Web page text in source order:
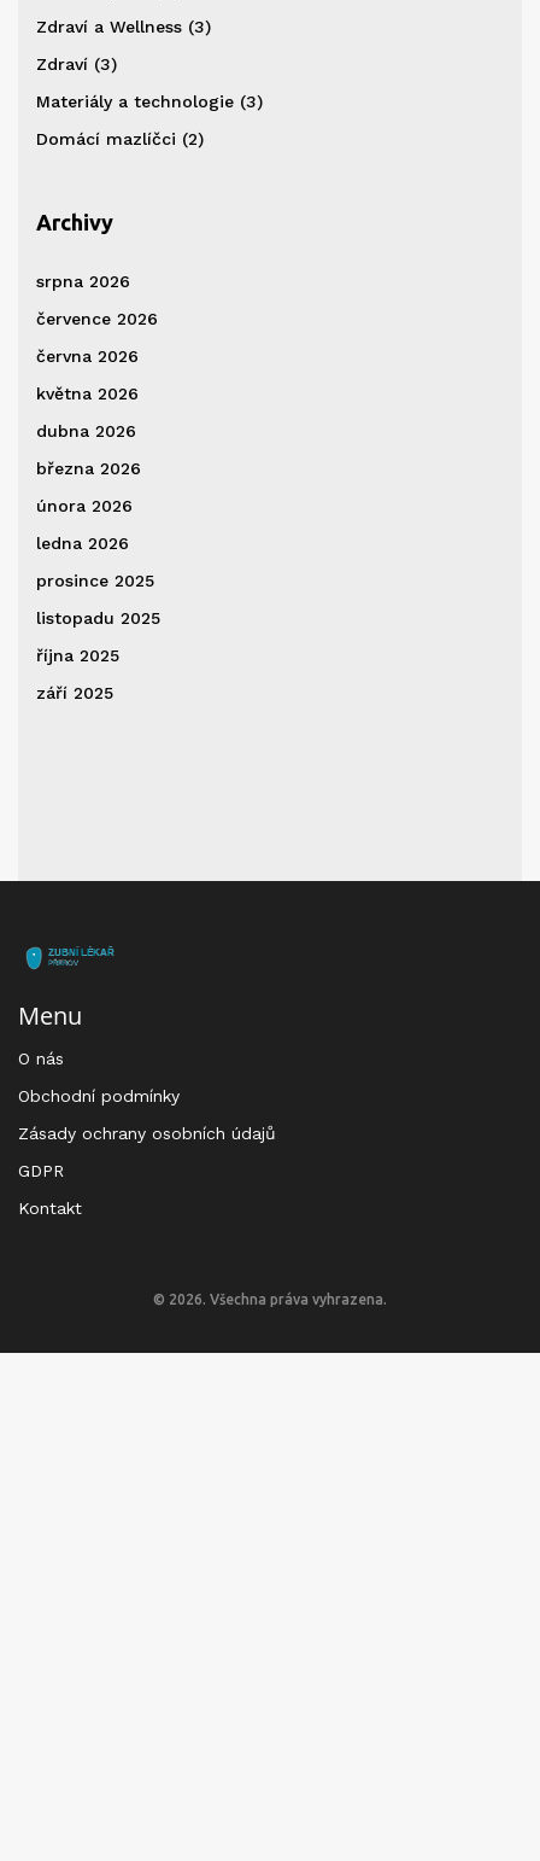
Zdraví a Wellness (3)
Zdraví (3)
Materiály a technologie (3)
Domácí mazlíčci (2)
Archivy
srpna 2026
července 2026
června 2026
května 2026
dubna 2026
března 2026
února 2026
ledna 2026
prosince 2025
listopadu 2025
října 2025
září 2025
Menu
O nás
Obchodní podmínky
Zásady ochrany osobních údajů
GDPR
Kontakt
© 2026. Všechna práva vyhrazena.